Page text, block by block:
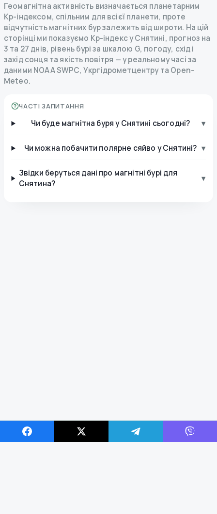
Геомагнітна активність визначається планетарним
Kp-індексом, спільним для всієї планети, проте
відчутність магнітних бур залежить від широти. На цій
сторінці ми показуємо Kp-індекс у Снятині, прогноз на
3 та 27 днів, рівень бурі за шкалою G, погоду, схід і
захід сонця та якість повітря — у реальному часі за
даними NOAA SWPC, Укргідрометцентру та Open-
Meteo.
ЧАСТІ ЗАПИТАННЯ
Чи буде магнітна буря у Снятині сьогодні? ▾
Чи можна побачити полярне сяйво у Снятині? ▾
Звідки беруться дані про магнітні бурі для
Снятина?
▾